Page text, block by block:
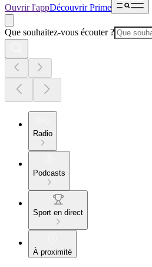
Ouvrir l'appDécouvrir Prime
Que souhaitez-vous écouter ?
Radio
Podcasts
Sport en direct
À proximité